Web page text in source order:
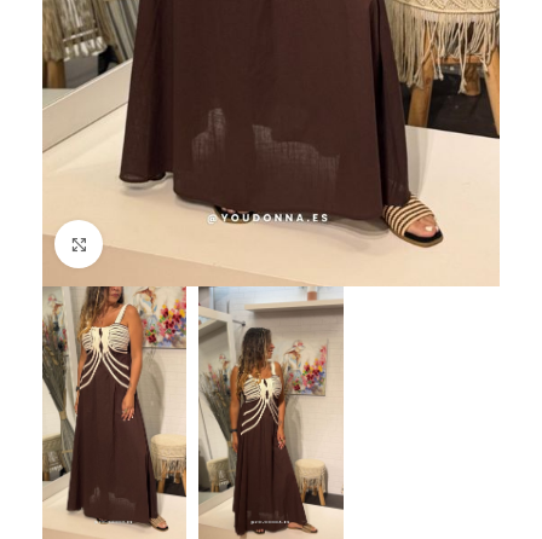
Haga Click para agrandar